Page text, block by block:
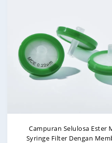
Filter Siring PVDF Hidrofilik
0,22μM 33mm Dengan Slip